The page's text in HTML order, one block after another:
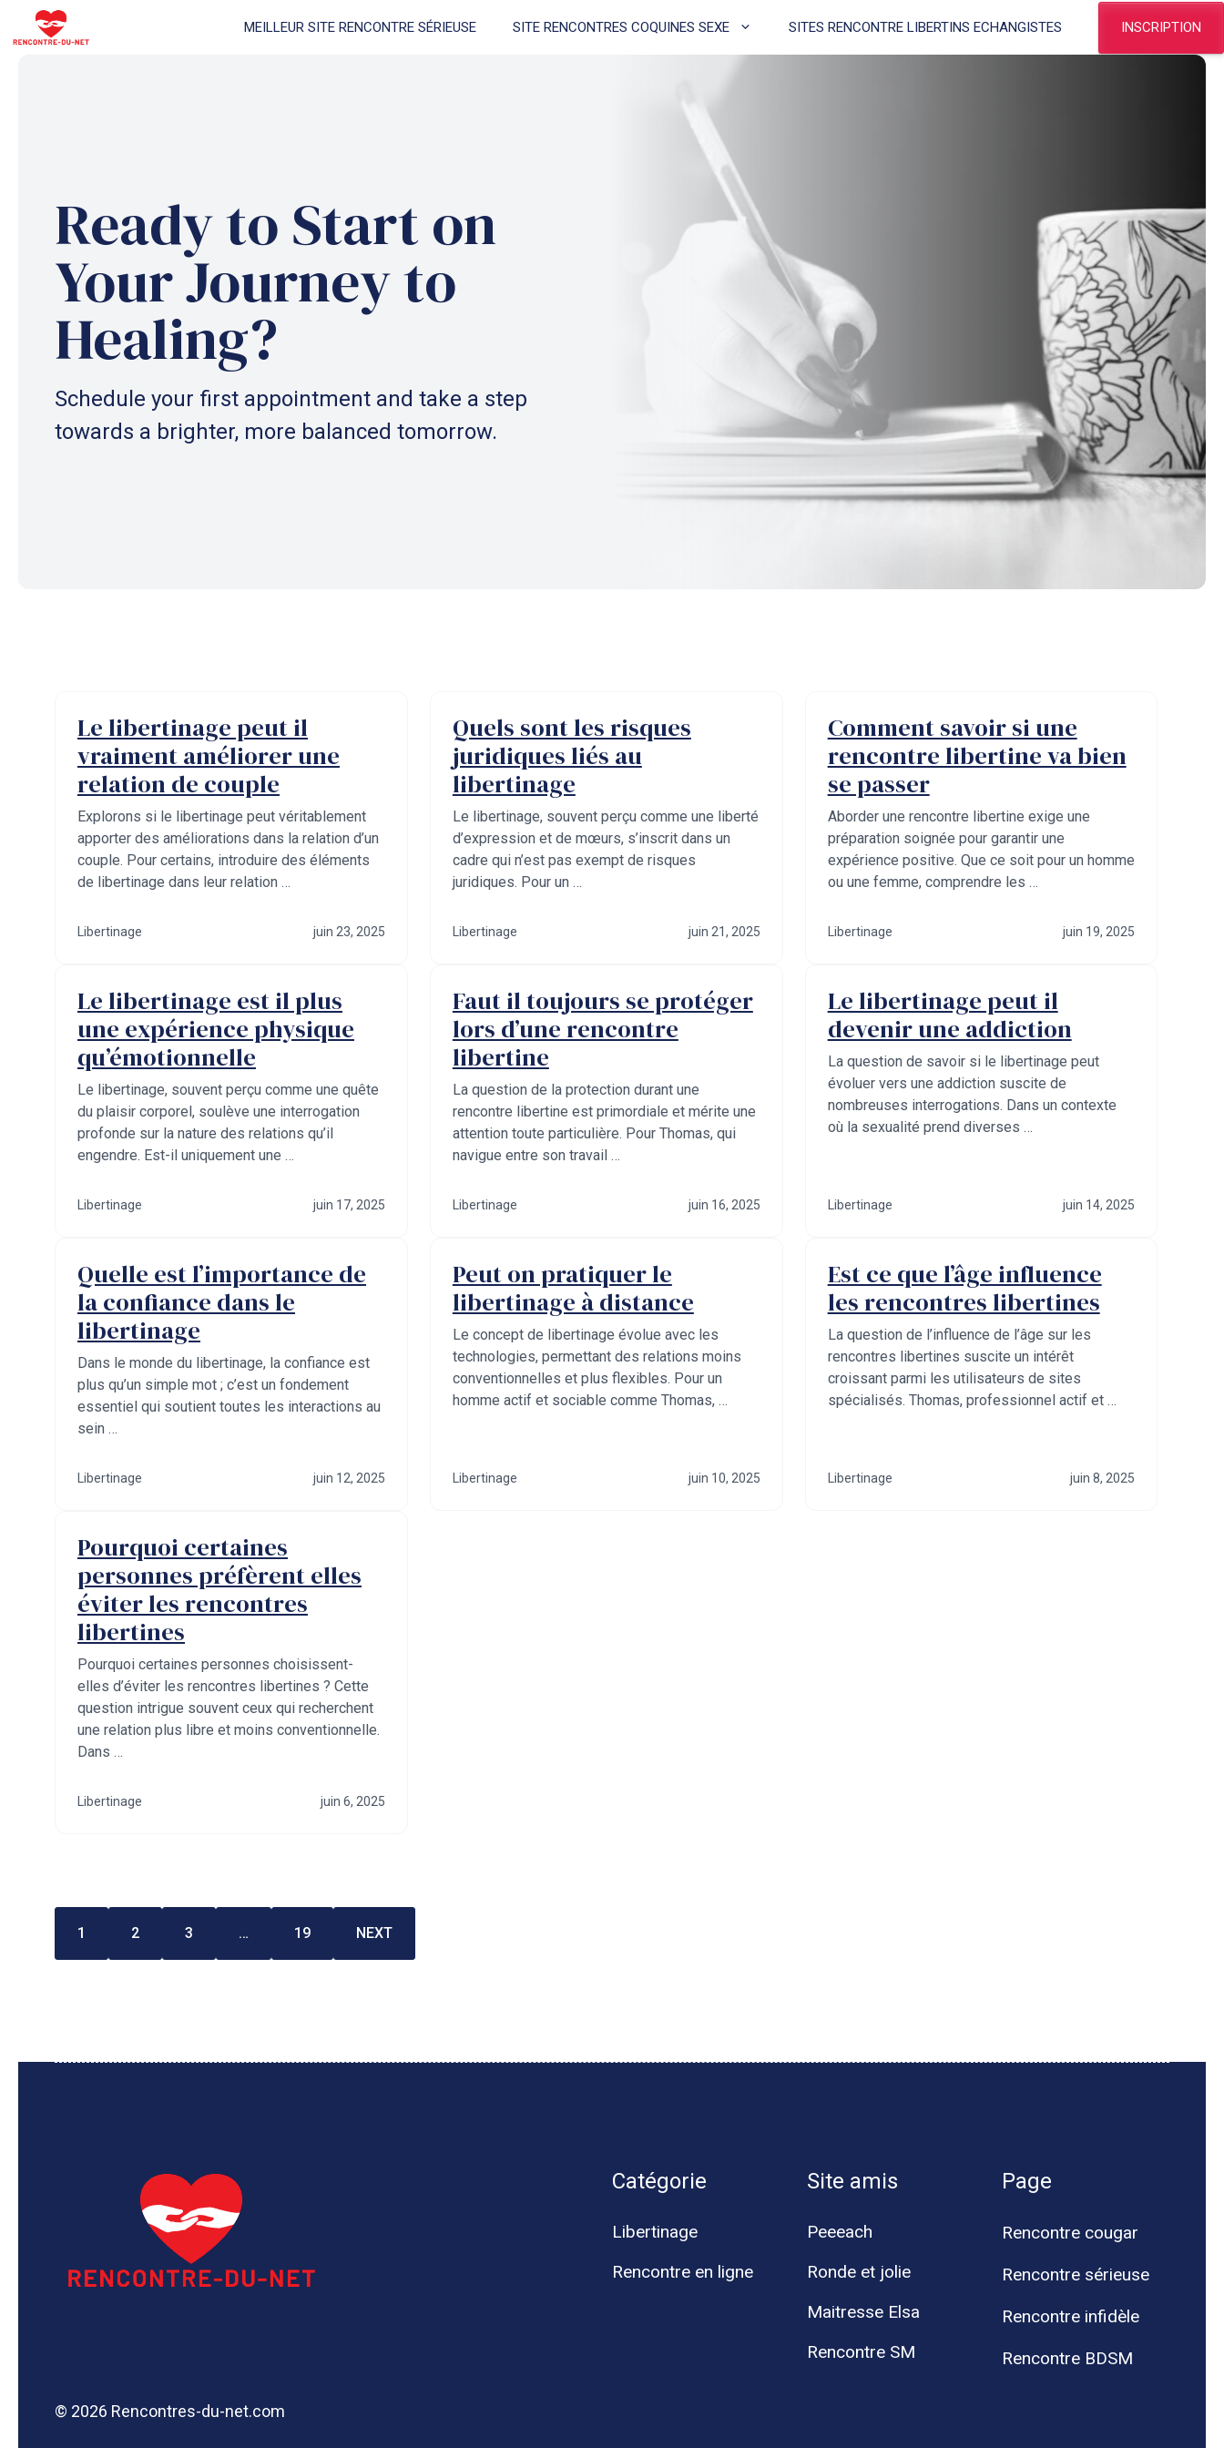
au
MEILLEUR SITE RENCONTRE SÉRIEUSE SITE RENCONTRES COQUINES SEXE SITES RENCONTRE LIBERTINS ECHANGISTES INSCRIPTION
Ready to Start on
Your Journey to
Healing?
Schedule your first appointment and take a step
towards a brighter, more balanced tomorrow.
Le libertinage peut il
vraiment améliorer une
relation de couple
Explorons si le libertinage peut véritablement
apporter des améliorations dans la relation d’un
couple. Pour certains, introduire des éléments
de libertinage dans leur relation …
Libertinage juin 23, 2025
Quels sont les risques
juridiques liés au
libertinage
Le libertinage, souvent perçu comme une liberté
d’expression et de mœurs, s’inscrit dans un
cadre qui n’est pas exempt de risques
juridiques. Pour un …
Libertinage juin 21, 2025
Comment savoir si une
rencontre libertine va bien
se passer
Aborder une rencontre libertine exige une
préparation soignée pour garantir une
expérience positive. Que ce soit pour un homme
ou une femme, comprendre les …
Libertinage juin 19, 2025
Le libertinage est il plus
une expérience physique
qu’émotionnelle
Le libertinage, souvent perçu comme une quête
du plaisir corporel, soulève une interrogation
profonde sur la nature des relations qu’il
engendre. Est-il uniquement une …
Libertinage juin 17, 2025
Faut il toujours se protéger
lors d’une rencontre
libertine
La question de la protection durant une
rencontre libertine est primordiale et mérite une
attention toute particulière. Pour Thomas, qui
navigue entre son travail …
Libertinage juin 16, 2025
Le libertinage peut il
devenir une addiction
La question de savoir si le libertinage peut
évoluer vers une addiction suscite de
nombreuses interrogations. Dans un contexte
où la sexualité prend diverses …
Libertinage juin 14, 2025
Quelle est l’importance de
la confiance dans le
libertinage
Dans le monde du libertinage, la confiance est
plus qu’un simple mot ; c’est un fondement
essentiel qui soutient toutes les interactions au
sein …
Libertinage juin 12, 2025
Peut on pratiquer le
libertinage à distance
Le concept de libertinage évolue avec les
technologies, permettant des relations moins
conventionnelles et plus flexibles. Pour un
homme actif et sociable comme Thomas, …
Libertinage juin 10, 2025
Est ce que l’âge influence
les rencontres libertines
La question de l’influence de l’âge sur les
rencontres libertines suscite un intérêt
croissant parmi les utilisateurs de sites
spécialisés. Thomas, professionnel actif et …
Libertinage juin 8, 2025
Pourquoi certaines
personnes préfèrent elles
éviter les rencontres
libertines
Pourquoi certaines personnes choisissent-
elles d’éviter les rencontres libertines ? Cette
question intrigue souvent ceux qui recherchent
une relation plus libre et moins conventionnelle.
Dans …
Libertinage juin 6, 2025
1 2 3 … 19 NEXT
© 2026 Rencontres-du-net.com
Catégorie
Libertinage
Rencontre en ligne
Site amis
Peeeach
Ronde et jolie
Maitresse Elsa
Rencontre SM
Page
Rencontre cougar
Rencontre sérieuse
Rencontre infidèle
Rencontre BDSM